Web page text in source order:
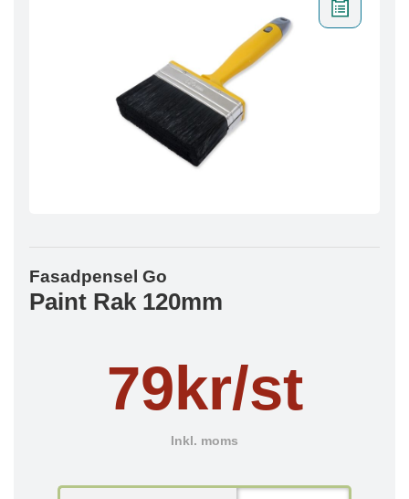
Fasadpensel Go
Paint Rak 120mm
79kr/st
Inkl. moms